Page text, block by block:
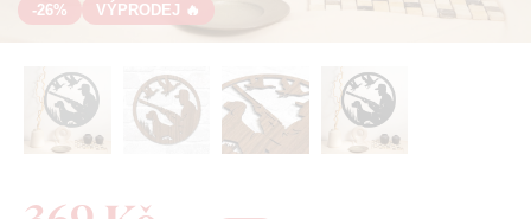
-26% VÝPRODEJ 🔥